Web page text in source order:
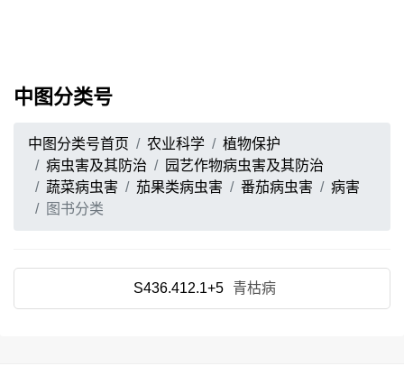
中图分类号
中图分类号首页 农业科学
植物保护
病虫害及其防治
园艺作物病虫害及其防治
蔬菜病虫害
茄果类病虫害 番茄病虫害
病害
图书分类
S436.412.1+5 青枯病